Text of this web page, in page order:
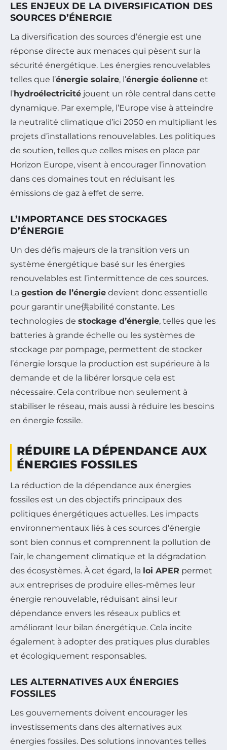
LES ENJEUX DE LA DIVERSIFICATION DES
SOURCES D’ÉNERGIE
La diversification des sources d’énergie est une
réponse directe aux menaces qui pèsent sur la
sécurité énergétique. Les énergies renouvelables
telles que l’énergie solaire, l’énergie éolienne et
l’hydroélectricité jouent un rôle central dans cette
dynamique. Par exemple, l’Europe vise à atteindre
la neutralité climatique d’ici 2050 en multipliant les
projets d’installations renouvelables. Les politiques
de soutien, telles que celles mises en place par
Horizon Europe, visent à encourager l’innovation
dans ces domaines tout en réduisant les
émissions de gaz à effet de serre.
L’IMPORTANCE DES STOCKAGES
D’ÉNERGIE
Un des défis majeurs de la transition vers un
système énergétique basé sur les énergies
renouvelables est l’intermittence de ces sources.
La gestion de l’énergie devient donc essentielle
pour garantir une供abilité constante. Les
technologies de stockage d’énergie, telles que les
batteries à grande échelle ou les systèmes de
stockage par pompage, permettent de stocker
l’énergie lorsque la production est supérieure à la
demande et de la libérer lorsque cela est
nécessaire. Cela contribue non seulement à
stabiliser le réseau, mais aussi à réduire les besoins
en énergie fossile.
RÉDUIRE LA DÉPENDANCE AUX
ÉNERGIES FOSSILES
La réduction de la dépendance aux énergies
fossiles est un des objectifs principaux des
politiques énergétiques actuelles. Les impacts
environnementaux liés à ces sources d’énergie
sont bien connus et comprennent la pollution de
l’air, le changement climatique et la dégradation
des écosystèmes. À cet égard, la loi APER permet
aux entreprises de produire elles-mêmes leur
énergie renouvelable, réduisant ainsi leur
dépendance envers les réseaux publics et
améliorant leur bilan énergétique. Cela incite
également à adopter des pratiques plus durables
et écologiquement responsables.
LES ALTERNATIVES AUX ÉNERGIES
FOSSILES
Les gouvernements doivent encourager les
investissements dans des alternatives aux
énergies fossiles. Des solutions innovantes telles